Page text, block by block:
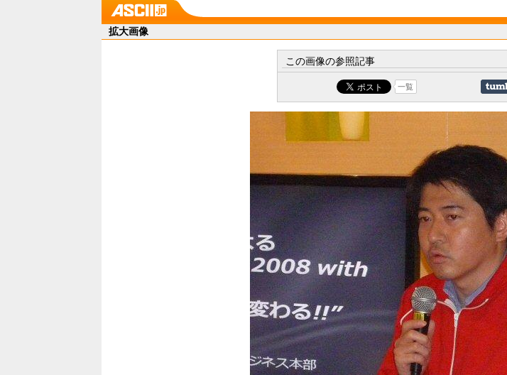
拡大画像
この画像の参照記事
一覧